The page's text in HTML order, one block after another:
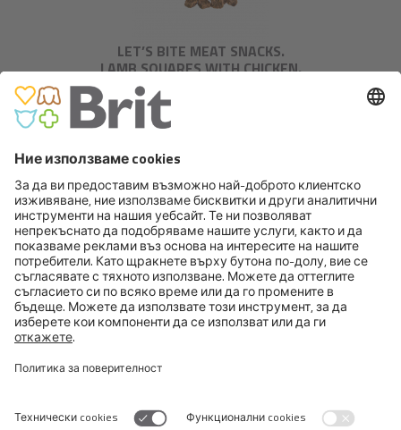
LET’S BITE MEAT SNACKS.
LAMB SQUARES WITH CHICKEN.
BRIT MEAT JERKY SNACK –